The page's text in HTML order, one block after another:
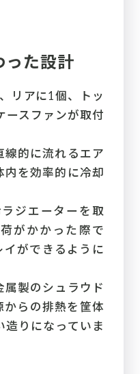
った設計
リアに1個、トッ
ースファンが取付
線的に流れるエア
内を効率的に冷却
ジエーターを取
がかかった際で
イができるように
属製のシュラウド
からの排熱を筐体
造りになっていま